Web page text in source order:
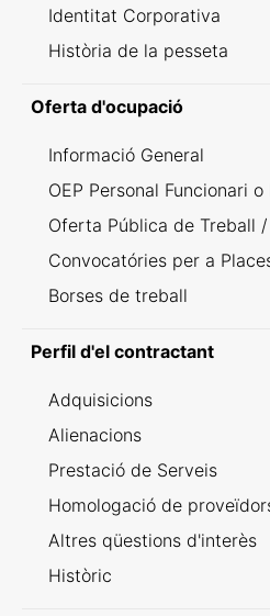
Identitat Corporativa
Història de la pesseta
Oferta d'ocupació
Informació General
OEP Personal Funcionari
Oferta Pública de Treball
Convocatóries per a
Borses de treball
Perfil d'el contractant
Adquisicions
Alienacions
Prestació de Serveis
Homologació de
Altres qüestions d'interès
Històric